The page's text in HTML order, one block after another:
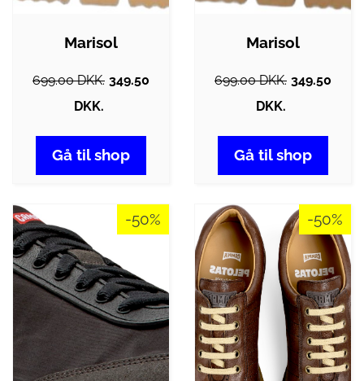
Marisol
699.00 DKK. 349.50
DKK.
Gå til shop
Marisol
699.00 DKK. 349.50
DKK.
Gå til shop
-50% -50%